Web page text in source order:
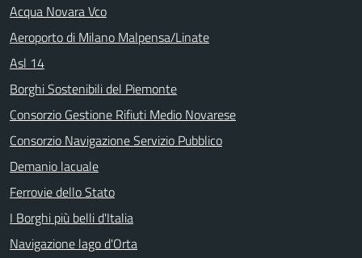
Acqua Novara Vco
Aeroporto di Milano Malpensa/Linate
Asl 14
Borghi Sostenibili del Piemonte
Consorzio Gestione Rifiuti Medio Novarese
Consorzio Navigazione Servizio Pubblico
Demanio lacuale
Ferrovie dello Stato
I Borghi più belli d'Italia
Navigazione lago d'Orta